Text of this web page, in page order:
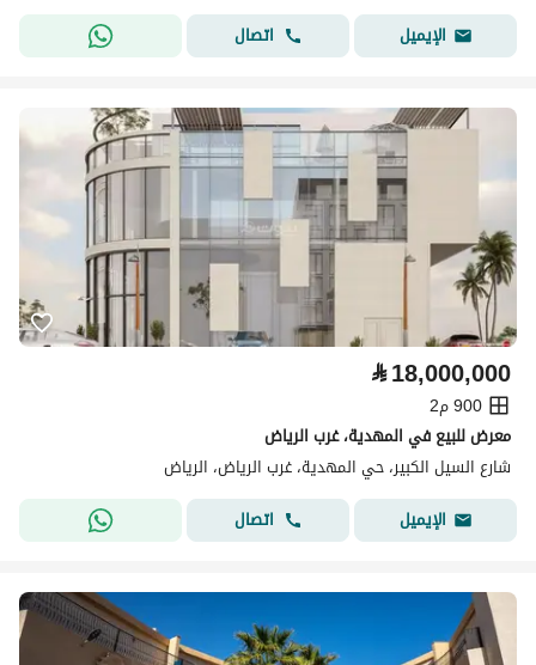
الإيميل
اتصال
⃁18,000,000
900 م2
معرض للبيع في المهدية، غرب الرياض
شارع السيل الكبير، حي المهدية، غرب الرياض، الرياض
الإيميل
اتصال